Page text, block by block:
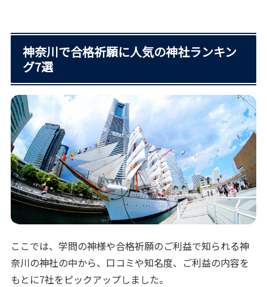
神奈川で合格祈願に人気の神社ランキン
グ7選
ここでは、学問の神様や合格祈願のご利益で知られる神
奈川の神社の中から、口コミや知名度、ご利益の内容を
もとに7社をピックアップしました。